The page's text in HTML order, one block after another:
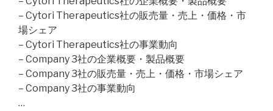
– Cytori Therapeutics社の販売量・売上・価格・市
場シェア
– Cytori Therapeutics社の事業動向
– Company 3社の企業概要・製品概要
– Company 3社の販売量・売上・価格・市場シェア
– Company 3社の事業動向
…